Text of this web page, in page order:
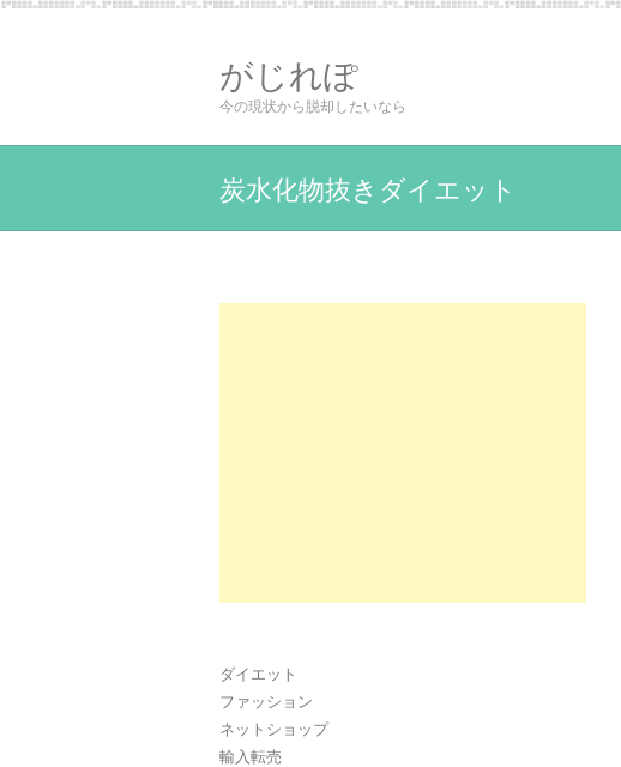
がじれぽ
今の現状から脱却したいなら
炭水化物抜きダイエット
ダイエット
ファッション
ネットショップ
輸入転売